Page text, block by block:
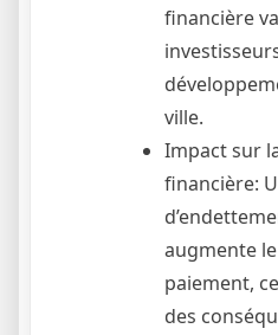
financière
ville.
Impact sur
financière:
augmente
paiement,
des